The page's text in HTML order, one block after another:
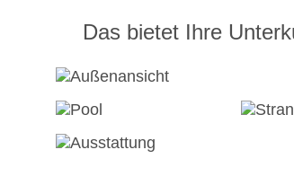
Das bietet Ihre